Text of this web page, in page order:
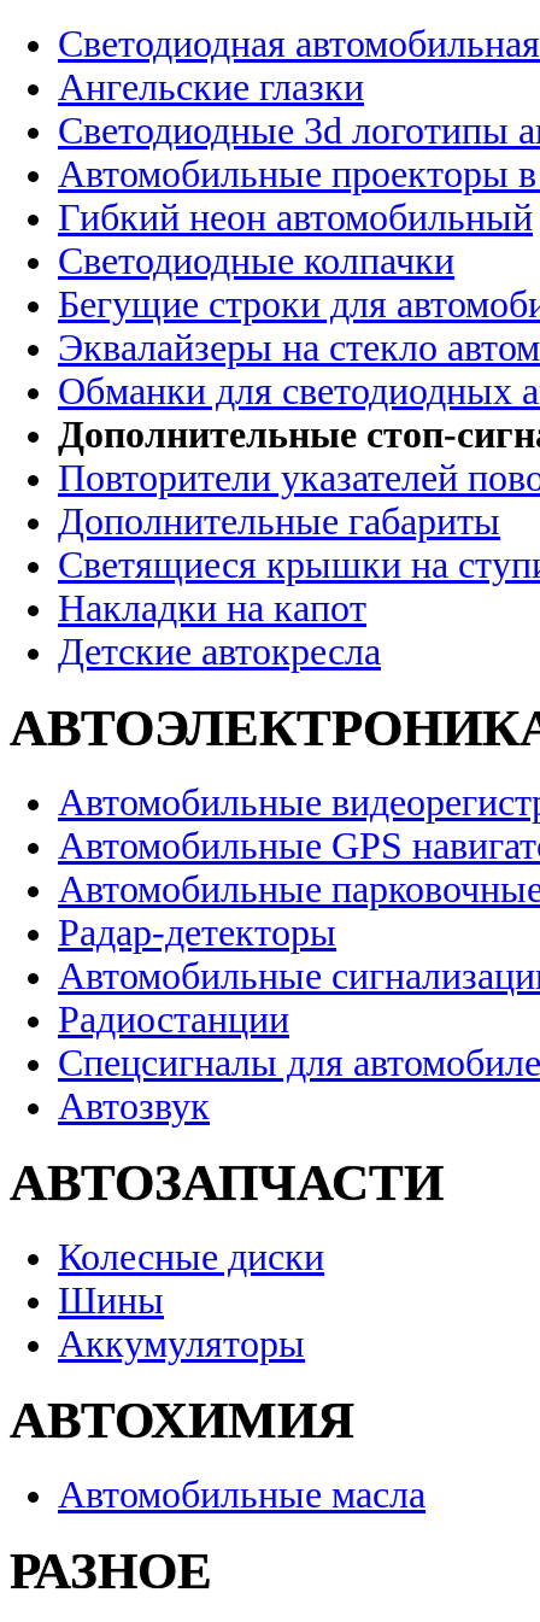
Светодиодная
Ангельские глазки
Светодиодные 3d логотипы
Автомобильные проекторы
Гибкий неон автомобильный
Светодиодные колпачки
Бегущие строки для
Эквалайзеры на стекло
Обманки для светодиодных
Дополнительные стоп-
Повторители указателей
Дополнительные габариты
Светящиеся крышки на
Накладки на капот
Детские автокресла
Автомобильные
Автомобильные GPS
Автомобильные
Радар-детекторы
Автомобильные
Радиостанции
Спецсигналы для
Автозвук
АВТОЗАПЧАСТИ
Колесные диски
Шины
Аккумуляторы
АВТОХИМИЯ
Автомобильные масла
РАЗНОЕ